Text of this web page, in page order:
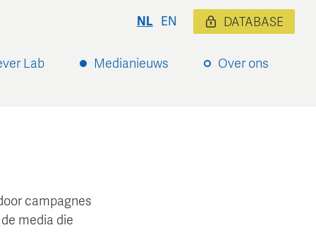
Lab Medianieuws Over ons
NL EN DATABASE
campagnes
media die